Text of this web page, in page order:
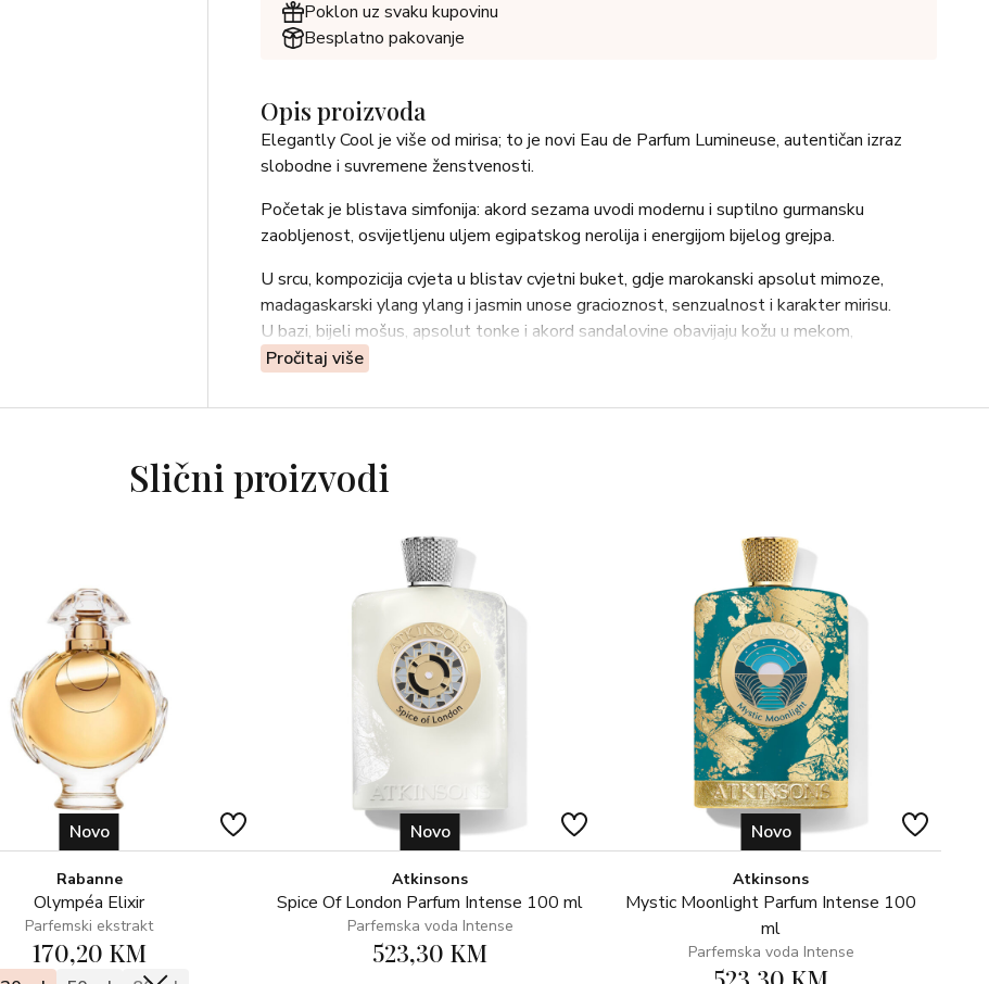
Poklon uz svaku kupovinu
Besplatno pakovanje
Opis proizvoda
Elegantly Cool je više od mirisa; to je novi Eau de Parfum Lumineuse, autentičan izraz
slobodne i suvremene ženstvenosti.
Početak je blistava simfonija: akord sezama uvodi modernu i suptilno gurmansku
zaobljenost, osvijetljenu uljem egipatskog nerolija i energijom bijelog grejpa.
U srcu, kompozicija cvjeta u blistav cvjetni buket, gdje marokanski apsolut mimoze,
madagaskarski ylang ylang i jasmin unose gracioznost, senzualnost i karakter mirisu.
U bazi, bijeli mošus, apsolut tonke i akord sandalovine obavijaju kožu u mekom,
baršunastom tragu.
Pročitaj više
Slični proizvodi
Novo
Rabanne
Olympéa Elixir
Parfemski ekstrakt
170,20 KM
Novo
Atkinsons
Spice Of London Parfum Intense 100 ml
Parfemska voda Intense
523,30 KM
Novo
Atkinsons
Mystic Moonlight Parfum Intense 100
ml
Parfemska voda Intense